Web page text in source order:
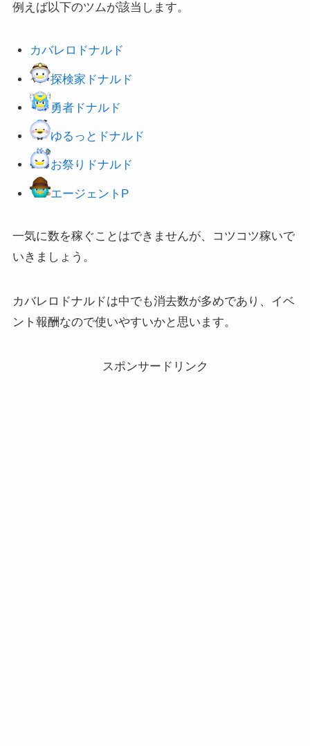
例えば以下のツムが該当します。
カバレロドナルド
探検家ドナルド
勇者ドナルド
ゆるっとドナルド
お祭りドナルド
エージェントP
一気に数を稼ぐことはできませんが、コツコツ稼いで
いきましょう。
カバレロドナルドは中でも消去数が多めであり、イベ
ント報酬なので使いやすいかと思います。
スポンサードリンク